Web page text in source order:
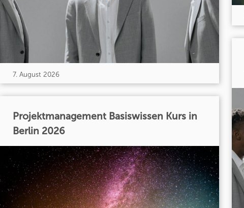
7. August 2026
Projektmanagement Basiswissen Kurs in
Berlin 2026